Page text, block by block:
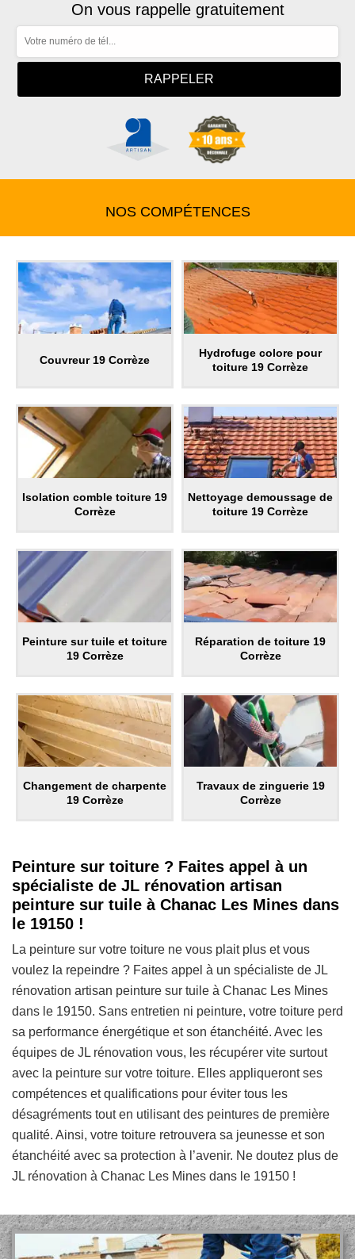
On vous rappelle gratuitement
NOS COMPÉTENCES
Couvreur 19 Corrèze
Hydrofuge colore pour
toiture 19 Corrèze
Isolation comble toiture 19
Corrèze
Nettoyage demoussage de
toiture 19 Corrèze
Peinture sur tuile et toiture
19 Corrèze
Réparation de toiture 19
Corrèze
Changement de charpente
19 Corrèze
Travaux de zinguerie 19
Corrèze
Peinture sur toiture ? Faites appel à un
spécialiste de JL rénovation artisan
peinture sur tuile à Chanac Les Mines dans
le 19150 !
La peinture sur votre toiture ne vous plait plus et vous
voulez la repeindre ? Faites appel à un spécialiste de JL
rénovation artisan peinture sur tuile à Chanac Les Mines
dans le 19150. Sans entretien ni peinture, votre toiture perd
sa performance énergétique et son étanchéité. Avec les
équipes de JL rénovation vous, les récupérer vite surtout
avec la peinture sur votre toiture. Elles appliqueront ses
compétences et qualifications pour éviter tous les
désagréments tout en utilisant des peintures de première
qualité. Ainsi, votre toiture retrouvera sa jeunesse et son
étanchéité avec sa protection à l’avenir. Ne doutez plus de
JL rénovation à Chanac Les Mines dans le 19150 !